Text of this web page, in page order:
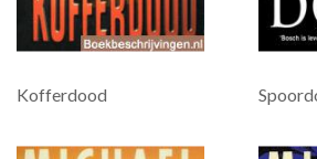
Kofferdood